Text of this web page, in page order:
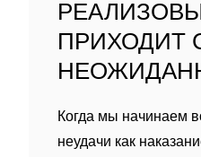
ПРИХОДИТ
Когда мы начинаем
неудачи как